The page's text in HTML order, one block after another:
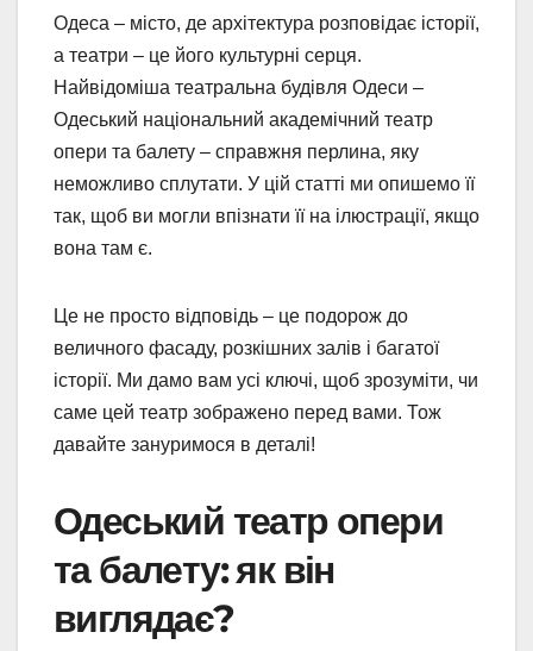
Одеса – місто, де архітектура розповідає історії,
а театри – це його культурні серця.
Найвідоміша театральна будівля Одеси –
Одеський національний академічний театр
опери та балету – справжня перлина, яку
неможливо сплутати. У цій статті ми опишемо її
так, щоб ви могли впізнати її на ілюстрації, якщо
вона там є.
Це не просто відповідь – це подорож до
величного фасаду, розкішних залів і багатої
історії. Ми дамо вам усі ключі, щоб зрозуміти, чи
саме цей театр зображено перед вами. Тож
давайте зануримося в деталі!
Одеський театр опери
та балету: як він
виглядає?